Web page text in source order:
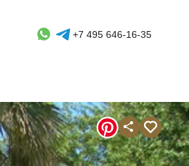
Whatsapp контакт
Telegram контакт
+7 495 646-16-35